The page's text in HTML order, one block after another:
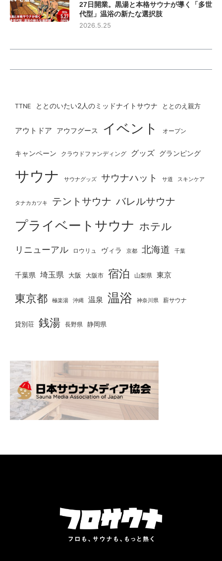
27日開業。黒湯と本格サウナが導く「多世
代型」温浴の新たな選択肢
2026.5.25
TTNE ととのいたい2人のミッドナイトサウナ ととのえ親方
アウトドア アウフグース イベント オープン
キャンペーン クラウドファンディング グッズ グランピング
サウナ サウナグッズ サウナハット サ道 スキンケア
タナカカツキ テントサウナ バレルサウナ
プライベートサウナ ホテル
リニューアル ロウリュ ヴィラ 京都 北海道 千葉
千葉県 埼玉県 大阪 大阪市 宿泊 山梨県 東京
東京都 極楽湯 沖縄 温泉 温浴 神奈川県 薪サウナ
貸別荘 銭湯 長野県 静岡県